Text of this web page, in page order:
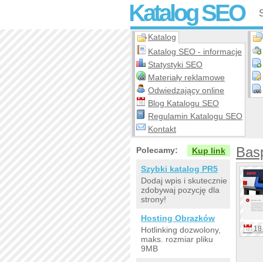
Katalog SEO
Katalog
Katalog SEO - informacje
Statystyki SEO
Materiały reklamowe
Odwiedzający online
Blog Katalogu SEO
Regulamin Katalogu SEO
Kontakt
18
Polecamy:
Kup link
Szybki katalog PR5
Dodaj wpis i skutecznie
zdobywaj pozycję dla
strony!
Hosting Obrazków
Hotlinking dozwolony,
maks. rozmiar pliku
9MB